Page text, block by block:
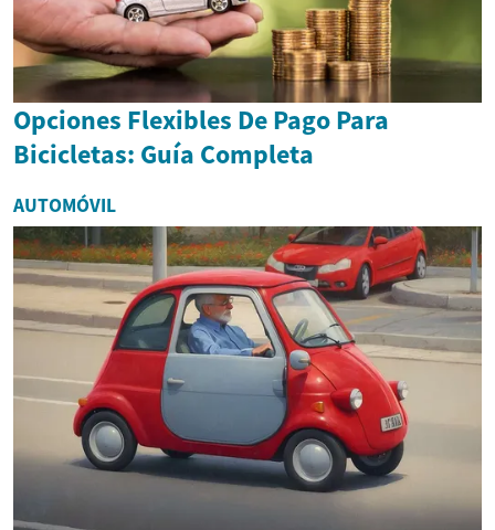
Opciones Flexibles De Pago Para
Bicicletas: Guía Completa
AUTOMÓVIL